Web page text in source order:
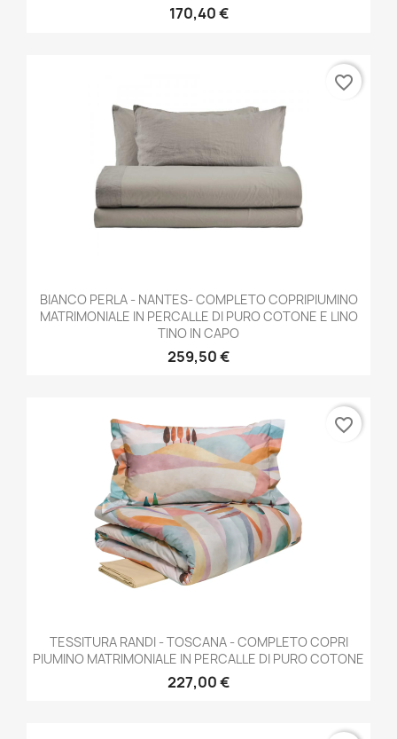
170,40 €
BIANCO PERLA - NANTES- COMPLETO COPRIPIUMINO
MATRIMONIALE IN PERCALLE DI PURO COTONE E LINO
TINO IN CAPO
259,50 €
favorite_border
TESSITURA RANDI - TOSCANA - COMPLETO COPRI
PIUMINO MATRIMONIALE IN PERCALLE DI PURO COTONE
227,00 €
favorite_border